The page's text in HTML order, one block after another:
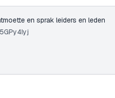
en sprak leiders en leden